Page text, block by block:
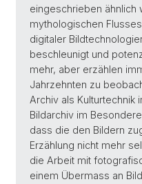
eingeschrieben ähnlich
mythologischen
digitaler
beschleunigt und
mehr, aber erzählen
Jahrzehnten zu
Archiv als Kulturtechnik
Bildarchiv im
dass die den Bildern
Erzählung nicht mehr
die Arbeit mit
einem Übermass an